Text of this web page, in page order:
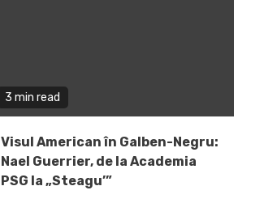
3 min read
Visul American în Galben-Negru:
Nael Guerrier, de la Academia
PSG la „Steagu’”